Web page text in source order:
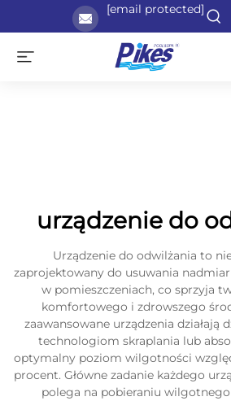
[email protected]
urządzenie do
Urządzenie do odwilżania to
zaprojektowany do usuwania
w pomieszczeniach, co sprzyja
komfortowego i zdrowszego
zaawansowane urządzenia działają
technologiom skraplania lub
optymalny poziom wilgotności
procent. Główne zadanie każdego
polega na pobieraniu